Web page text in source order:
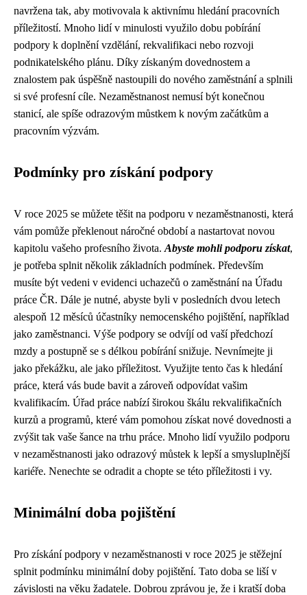
navržena tak, aby motivovala k aktivnímu hledání pracovních
příležitostí. Mnoho lidí v minulosti využilo dobu pobírání
podpory k doplnění vzdělání, rekvalifikaci nebo rozvoji
podnikatelského plánu. Díky získaným dovednostem a
znalostem pak úspěšně nastoupili do nového zaměstnání a splnili
si své profesní cíle. Nezaměstnanost nemusí být konečnou
stanicí, ale spíše odrazovým můstkem k novým začátkům a
pracovním výzvám.
Podmínky pro získání podpory
V roce 2025 se můžete těšit na podporu v nezaměstnanosti, která
vám pomůže překlenout náročné období a nastartovat novou
kapitolu vašeho profesního života. Abyste mohli podporu získat,
je potřeba splnit několik základních podmínek. Především
musíte být vedeni v evidenci uchazečů o zaměstnání na Úřadu
práce ČR. Dále je nutné, abyste byli v posledních dvou letech
alespoň 12 měsíců účastníky nemocenského pojištění, například
jako zaměstnanci. Výše podpory se odvíjí od vaší předchozí
mzdy a postupně se s délkou pobírání snižuje. Nevnímejte ji
jako překážku, ale jako příležitost. Využijte tento čas k hledání
práce, která vás bude bavit a zároveň odpovídat vašim
kvalifikacím. Úřad práce nabízí širokou škálu rekvalifikačních
kurzů a programů, které vám pomohou získat nové dovednosti a
zvýšit tak vaše šance na trhu práce. Mnoho lidí využilo podporu
v nezaměstnanosti jako odrazový můstek k lepší a smysluplnější
kariéře. Nenechte se odradit a chopte se této příležitosti i vy.
Minimální doba pojištění
Pro získání podpory v nezaměstnanosti v roce 2025 je stěžejní
splnit podmínku minimální doby pojištění. Tato doba se liší v
závislosti na věku žadatele. Dobrou zprávou je, že i kratší doba